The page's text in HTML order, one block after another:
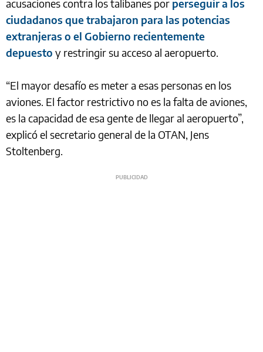
acusaciones contra los talibanes por perseguir a los
ciudadanos que trabajaron para las potencias
extranjeras o el Gobierno recientemente
depuesto y restringir su acceso al aeropuerto.
“El mayor desafío es meter a esas personas en los
aviones. El factor restrictivo no es la falta de aviones,
es la capacidad de esa gente de llegar al aeropuerto”,
explicó el secretario general de la OTAN, Jens
Stoltenberg.